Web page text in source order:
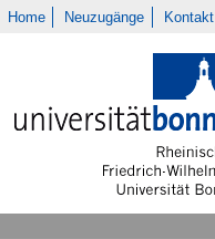
Home Neuzugänge Kontakt